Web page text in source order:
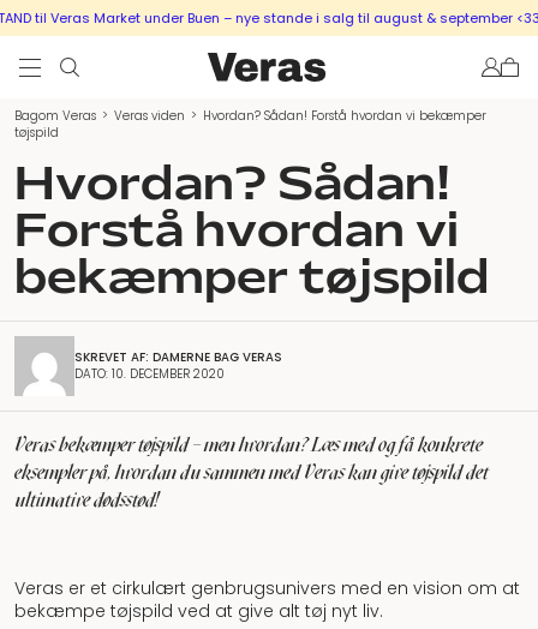
til Veras Market under Buen – nye stande i salg til august & september <333
Bagom Veras > Veras viden > Hvordan? Sådan! Forstå hvordan vi bekæmper
tøjspild
Hvordan? Sådan!
Forstå hvordan vi
bekæmper tøjspild
SKREVET AF: DAMERNE BAG VERAS
DATO: 10. DECEMBER 2020
Veras bekæmper tøjspild – men hvordan? Læs med og få konkrete
eksempler på, hvordan du sammen med Veras kan give tøjspild det
ultimative dødsstød!
Veras er et cirkulært genbrugsunivers med en vision om at
bekæmpe tøjspild ved at give alt tøj nyt liv.